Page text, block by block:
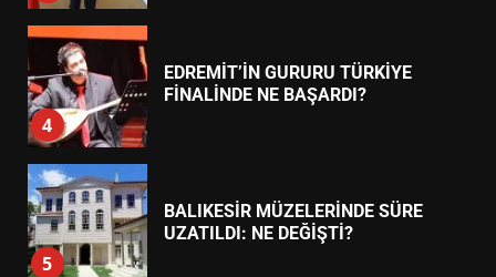
4
EDREMİT’İN GURURU TÜRKİYE
FİNALİNDE NE BAŞARDI?
5
BALIKESİR MÜZELERİNDE SÜRE
UZATILDI: NE DEĞİŞTİ?